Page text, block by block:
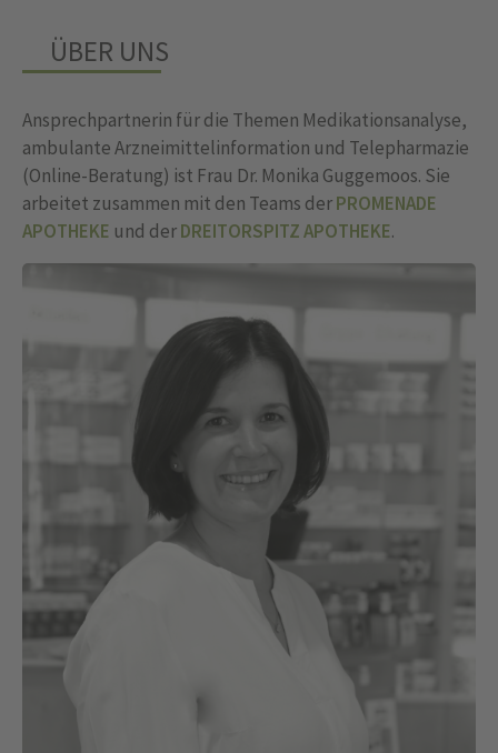
ÜBER UNS
Ansprechpartnerin für die Themen Medikationsanalyse,
ambulante Arzneimittelinformation und Telepharmazie
(Online-Beratung) ist Frau Dr. Monika Guggemoos. Sie
arbeitet zusammen mit den Teams derPROMENADE
APOTHEKE und derDREITORSPITZ APOTHEKE.